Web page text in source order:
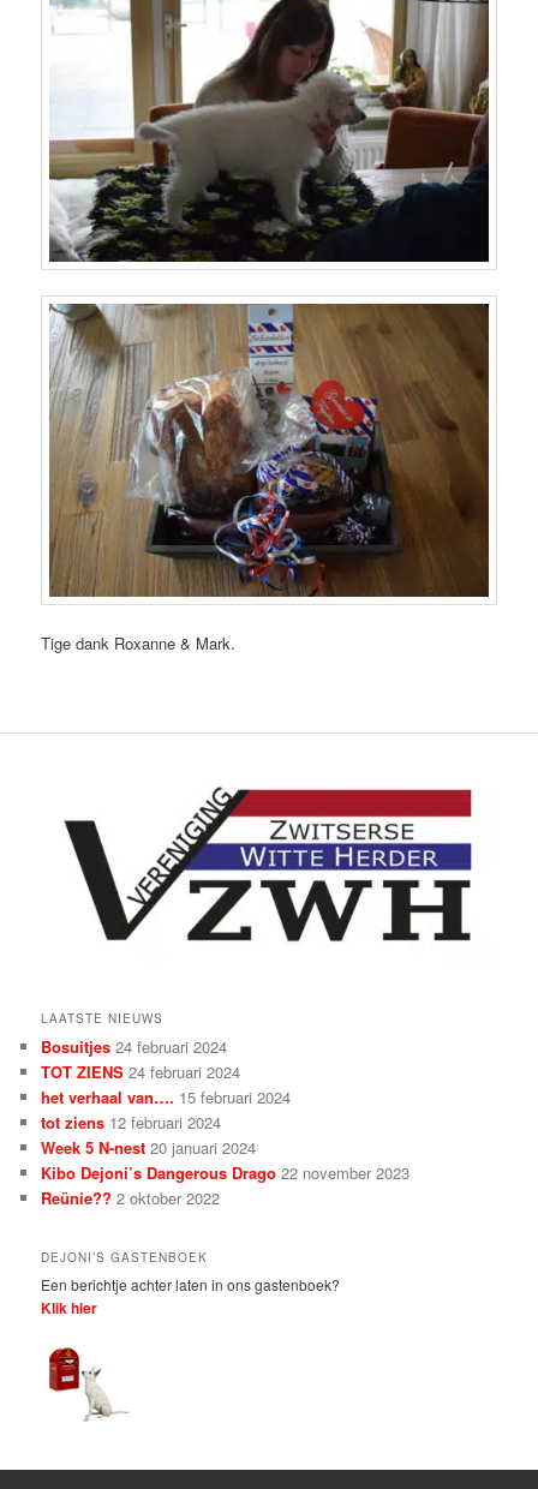
Tige dank Roxanne & Mark.
LAATSTE NIEUWS
Bosuitjes 24 februari 2024
TOT ZIENS 24 februari 2024
het verhaal van…. 15 februari 2024
tot ziens 12 februari 2024
Week 5 N-nest 20 januari 2024
Kibo Dejoni’s Dangerous Drago 22 november 2023
Reünie?? 2 oktober 2022
DEJONI’S GASTENBOEK
Een berichtje achter laten in ons gastenboek?
Klik hier